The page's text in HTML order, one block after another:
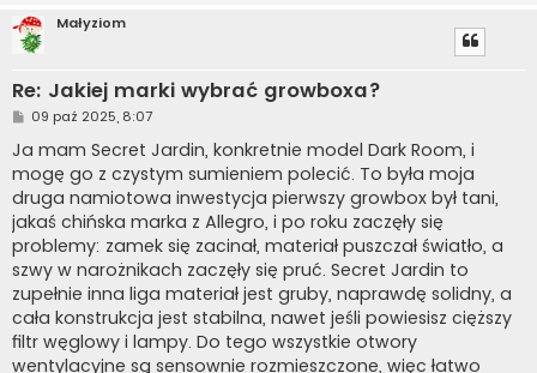
Małyziom
Re: Jakiej marki wybrać growboxa?
P
s
t
09 paź 2025, 8:07
Ja mam Secret Jardin, konkretnie model Dark Room, i
mogę go z czystym sumieniem polecić. To była moja
druga namiotowa inwestycja pierwszy growbox był tani,
jakaś chińska marka z Allegro, i po roku zaczęły się
problemy: zamek się zacinał, materiał puszczał światło, a
szwy w narożnikach zaczęły się pruć. Secret Jardin to
zupełnie inna liga materiał jest gruby, naprawdę solidny, a
cała konstrukcja jest stabilna, nawet jeśli powiesisz cięższy
filtr węglowy i lampy. Do tego wszystkie otwory
wentylacyjne są sensownie rozmieszczone, więc łatwo